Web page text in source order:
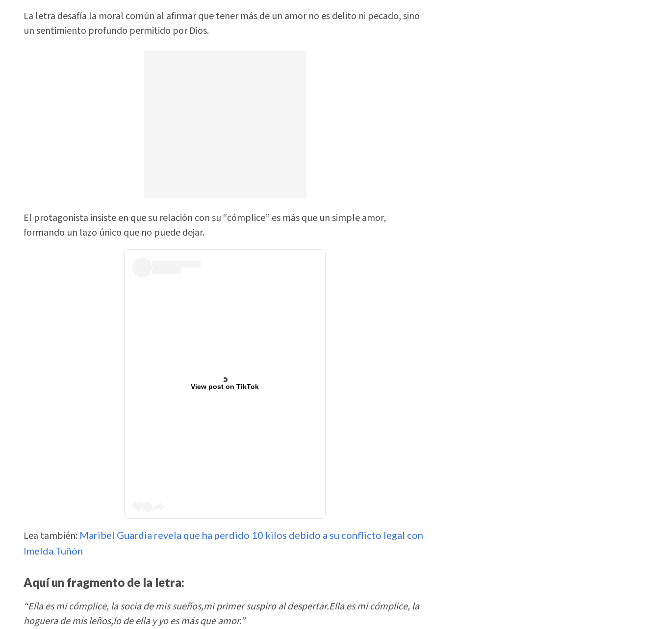
La letra desafía la moral común al afirmar que tener más de un amor no es delito ni pecado, sino
un sentimiento profundo permitido por Dios.
El protagonista insiste en que su relación con su “cómplice” es más que un simple amor,
formando un lazo único que no puede dejar.
View post on TikTok
Lea también: Maribel Guardia revela que ha perdido 10 kilos debido a su conflicto legal con
Imelda Tuñón
Aquí un fragmento de la letra:
“Ella es mi cómplice, la socia de mis sueños,mi primer suspiro al despertar.Ella es mi cómplice, la
hoguera de mis leños,lo de ella y yo es más que amor.”